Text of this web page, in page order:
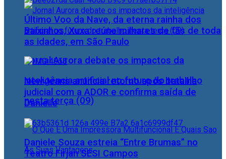
Jornal Aurora debate os impactos da
inteligência artificial no futuro do trabalho
nesta terça (09)
Último Voo da Nave, da eterna rainha dos
Baixinhos, Xuxa reúne milhares de fãs de toda
as idades, em São Paulo
NewJeans anuncia retorno após batalha
judicial com a ADOR e confirma saída de
Danielle
Daniele Souza estreia “Entre Brumas” no
Teatro Firjan SESI Campos